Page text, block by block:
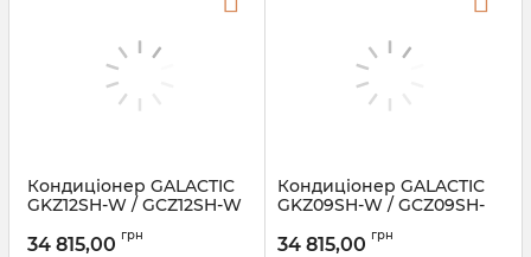
Кондиціонер GALACTIC
GKZ12SH-W / GCZ12SH-W
34 815,00 грн
Кондиціонер GALACTIC
GKZ09SH-W / GCZ09SH-
34 815,00 грн